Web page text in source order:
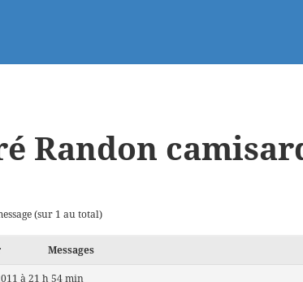
Randon
(sur 1 au total)
Messages
à 21 h 54 min